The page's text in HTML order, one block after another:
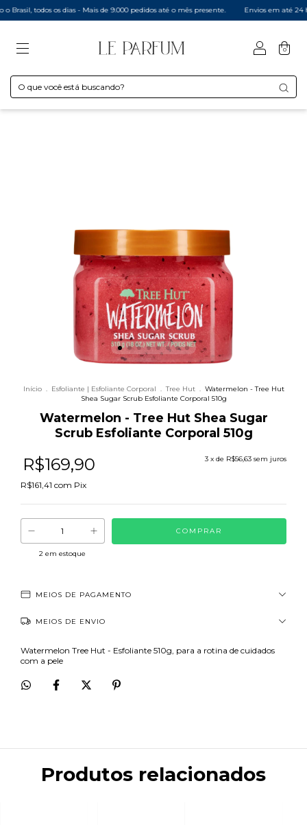
todos os dias - Mais de 9.000 pedidos até o mês presente. Envios em até 24
0
Início . Esfoliante | Esfoliante Corporal . Tree Hut . Watermelon - Tree Hut
Shea Sugar Scrub Esfoliante Corporal 510g
Watermelon - Tree Hut Shea Sugar
Scrub Esfoliante Corporal 510g
R$169,90 3 x de R$56,63 sem juros
R$161,41 com Pix
2 em estoque
MEIOS DE PAGAMENTO
MEIOS DE ENVIO
Watermelon Tree Hut - Esfoliante 510g, para a rotina de cuidados
com a pele
Produtos relacionados